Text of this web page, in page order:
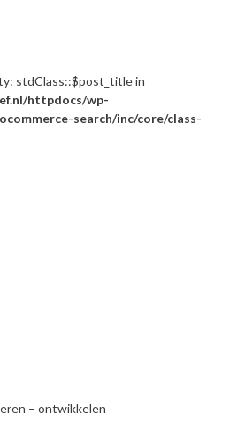
stdClass::$post_title in
httpdocs/wp-
search/inc/core/class-
– ontwikkelen